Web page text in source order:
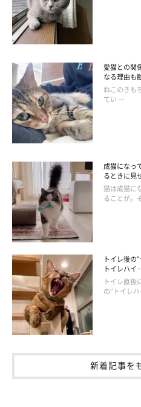
迎え入れてから起こった猫の
「ソファの底のぬい目を噛み
ゴミに……」
「そこはやめてーという所で
い所に行きたがること。あと
鳴きです。これが一番困りまし
り、走ったりするんだ、と。
食べられた。具合が悪くなら
今は全て撤去しました」
愛猫との関
なる理由も
ねこのきも
てい …
成猫になっ
るときに見
猫は成猫に
ることが。
トイレ後の
トイレハイ
トイレ直後
の“トイレ
新着記事を